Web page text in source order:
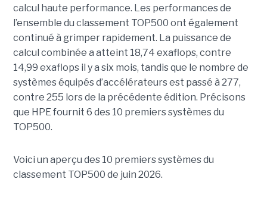
calcul haute performance. Les performances de
l’ensemble du classement TOP500 ont également
continué à grimper rapidement. La puissance de
calcul combinée a atteint 18,74 exaflops, contre
14,99 exaflops il y a six mois, tandis que le nombre de
systèmes équipés d’accélérateurs est passé à 277,
contre 255 lors de la précédente édition. Précisons
que HPE fournit 6 des 10 premiers systèmes du
TOP500.
Voici un aperçu des 10 premiers systèmes du
classement TOP500 de juin 2026.